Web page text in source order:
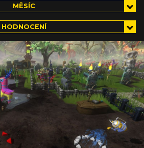
MĚSÍC
HODNOCENÍ